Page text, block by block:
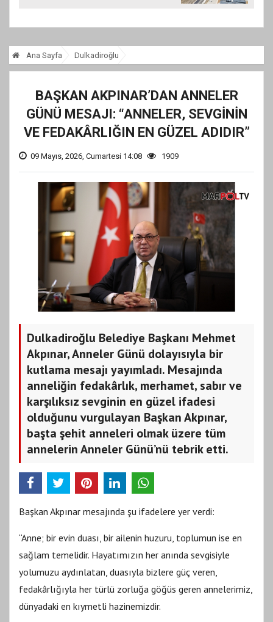
Ana Sayfa Dulkadiroğlu
BAŞKAN AKPINAR’DAN ANNELER
GÜNÜ MESAJI: “ANNELER, SEVGİNİN
VE FEDAKÂRLIĞIN EN GÜZEL ADIDIR”
09 Mayıs, 2026, Cumartesi 14:08 1909
Dulkadiroğlu Belediye Başkanı Mehmet
Akpınar, Anneler Günü dolayısıyla bir
kutlama mesajı yayımladı. Mesajında
anneliğin fedakârlık, merhamet, sabır ve
karşılıksız sevginin en güzel ifadesi
olduğunu vurgulayan Başkan Akpınar,
başta şehit anneleri olmak üzere tüm
annelerin Anneler Günü’nü tebrik etti.
Başkan Akpınar mesajında şu ifadelere yer verdi:
“Anne; bir evin duası, bir ailenin huzuru, toplumun ise en
sağlam temelidir. Hayatımızın her anında sevgisiyle
yolumuzu aydınlatan, duasıyla bizlere güç veren,
fedakârlığıyla her türlü zorluğa göğüs geren annelerimiz,
dünyadaki en kıymetli hazinemizdir.